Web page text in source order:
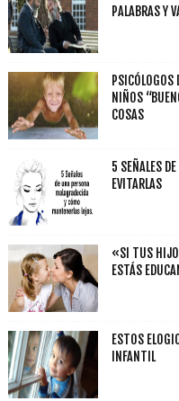
PALABRAS Y
PSICÓLOGOS
NIÑOS
COSAS
5 SEÑALES
EVITARLAS
«SI TUS
ESTÁS
ESTOS
INFANTIL